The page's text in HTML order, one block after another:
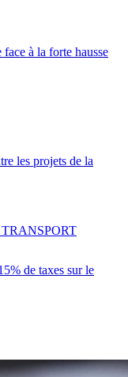
à la forte hausse
les projets de la
de taxes sur le